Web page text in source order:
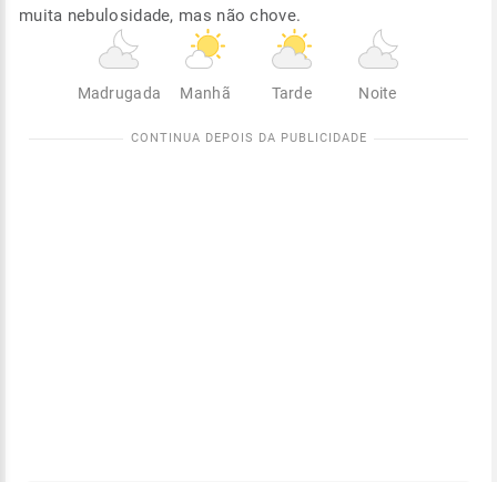
muita nebulosidade, mas não chove.
Madrugada Manhã Tarde Noite